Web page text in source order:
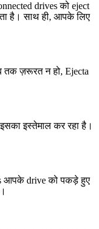
drives को eject
है। साथ ही, आपके लिए
तक ज़रूरत न हो, Ejecta
इस्तेमाल कर रहा है।
आपके drive को पकड़े हुए